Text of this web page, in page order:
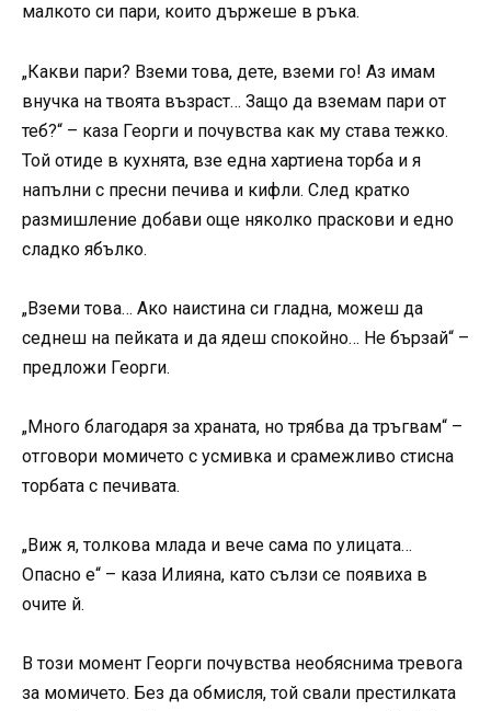
малкото си пари, които държеше в ръка.
„Какви пари? Вземи това, дете, вземи го! Аз имам
внучка на твоята възраст… Защо да вземам пари от
теб?“ – каза Георги и почувства как му става тежко.
Той отиде в кухнята, взе една хартиена торба и я
напълни с пресни печива и кифли. След кратко
размишление добави още няколко праскови и едно
сладко ябълко.
„Вземи това… Ако наистина си гладна, можеш да
седнеш на пейката и да ядеш спокойно… Не бързай“ –
предложи Георги.
„Много благодаря за храната, но трябва да тръгвам“ –
отговори момичето с усмивка и срамежливо стисна
торбата с печивата.
„Виж я, толкова млада и вече сама по улицата…
Опасно е“ – каза Илияна, като сълзи се появиха в
очите й.
В този момент Георги почувства необяснима тревога
за момичето. Без да обмисля, той свали престилката